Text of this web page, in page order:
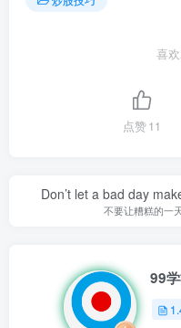
喜
点赞11
Don’t let a bad day
不要让糟糕的一
99